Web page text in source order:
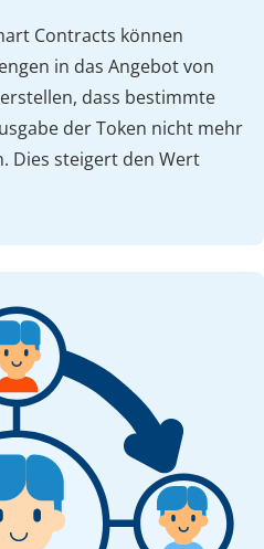
Contracts können
in das Angebot von
dass bestimmte
der Token nicht mehr
Dies steigert den Wert